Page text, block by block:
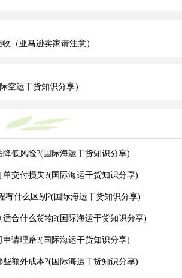
（亚马逊卖家请注意）
空运干货知识分享）
低风险?(国际海运干货知识分享)
交付损失?(国际海运干货知识分享)
有什么区别?(国际海运干货知识分享)
合什么货物?(国际海运干货知识分享)
请理赔?(国际海运干货知识分享)
额外成本?(国际海运干货知识分享)